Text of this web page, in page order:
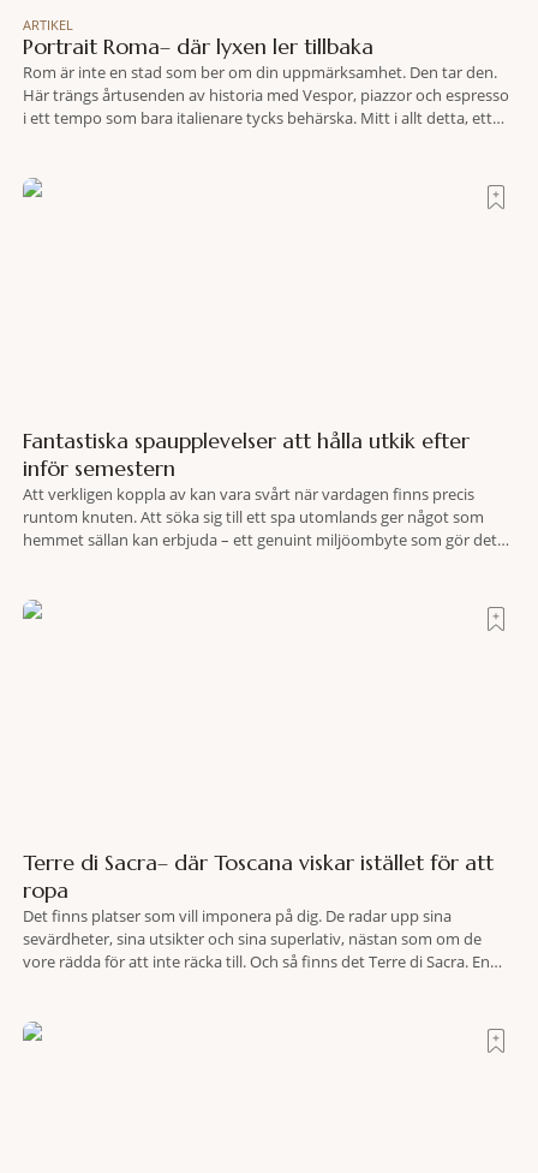
ARTIKEL
Portrait Roma– där lyxen ler tillbaka
Rom är inte en stad som ber om din uppmärksamhet. Den tar den.
Här trängs årtusenden av historia med Vespor, piazzor och espresso
i ett tempo som bara italienare tycks behärska. Mitt i allt detta, ett
Fantastiska spaupplevelser att hålla utkik efter
inför semestern
Att verkligen koppla av kan vara svårt när vardagen finns precis
runtom knuten. Att söka sig till ett spa utomlands ger något som
hemmet sällan kan erbjuda – ett genuint miljöombyte som gör det
Terre di Sacra– där Toscana viskar istället för att
ropa
Det finns platser som vill imponera på dig. De radar upp sina
sevärdheter, sina utsikter och sina superlativ, nästan som om de
vore rädda för att inte räcka till. Och så finns det Terre di Sacra. En